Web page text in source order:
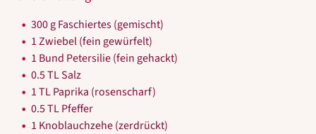
300 g Faschiertes (gemischt)
1 Zwiebel (fein gewürfelt)
1 Bund Petersilie (fein gehackt)
0.5 TL Salz
1 TL Paprika (rosenscharf)
0.5 TL Pfeffer
1 Knoblauchzehe (zerdrückt)